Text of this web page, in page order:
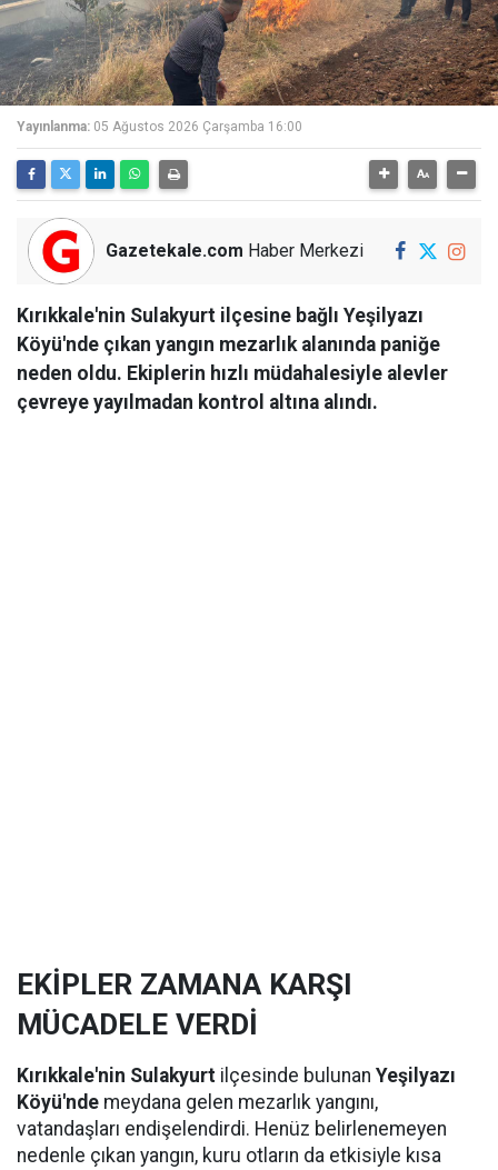
Yayınlanma: 05 Ağustos 2026 Çarşamba 16:00
Gazetekale.com Haber Merkezi
Kırıkkale'nin Sulakyurt ilçesine bağlı Yeşilyazı
Köyü'nde çıkan yangın mezarlık alanında paniğe
neden oldu. Ekiplerin hızlı müdahalesiyle alevler
çevreye yayılmadan kontrol altına alındı.
EKİPLER ZAMANA KARŞI
MÜCADELE VERDİ
Kırıkkale'nin Sulakyurt ilçesinde bulunan Yeşilyazı
Köyü'nde meydana gelen mezarlık yangını,
vatandaşları endişelendirdi. Henüz belirlenemeyen
nedenle çıkan yangın, kuru otların da etkisiyle kısa